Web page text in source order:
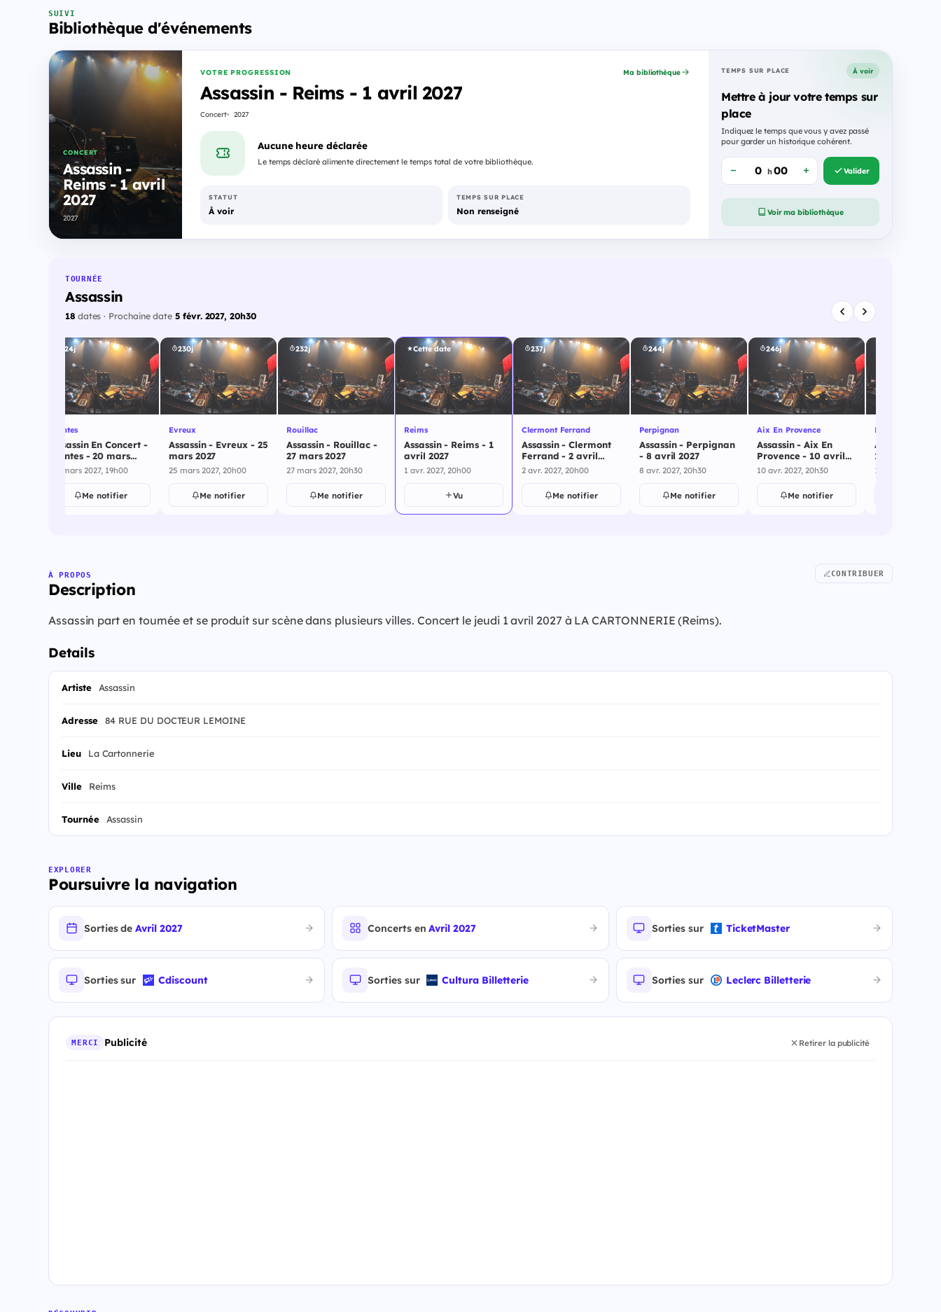
SUIVI
Bibliothèque d'événements
CONCERT
Assassin -
Reims - 1 avril
2027
2027
VOTRE PROGRESSION
Assassin - Reims - 1 avril 2027
Concert 2027
Ma bibliothèque
Aucune heure déclarée
Le temps déclaré alimente directement le temps total de votre bibliothèque.
STATUT
À voir
TEMPS SUR PLACE
Non renseigné
TEMPS SUR PLACE À voir
Mettre à jour votre temps sur
place
Indiquez le temps que vous y avez passé
pour garder un historique cohérent.
h Valider
Voir ma bibliothèque
TOURNÉE
Assassin
18dates · Prochaine date5 févr. 2027, 20h30
224j
Nantes
Assassin En Concert -
Nantes - 20 mars
2027
20 mars 2027, 19h00
Me notifier
230j
Evreux
Assassin - Evreux - 25
mars 2027
25 mars 2027, 20h00
Me notifier
232j
Rouillac
Assassin - Rouillac -
27 mars 2027
27 mars 2027, 20h30
Me notifier
Cette date
Reims
Assassin - Reims - 1
avril 2027
1 avr. 2027, 20h00
Vu
237j
Clermont Ferrand
Assassin - Clermont
Ferrand - 2 avril
2027
2 avr. 2027, 20h00
Me notifier
244j
Perpignan
Assassin - Perpignan
- 8 avril 2027
8 avr. 2027, 20h30
Me notifier
246j
Aix En Provence
Assassin - Aix En
Provence - 10 avril
2027
10 avr. 2027, 20h30
Me notifier
Biarritz
Assassin -
16 avril 2027
16 avr. 2027,
À PROPOS
Description
CONTRIBUER
Assassin part en tournée et se produit sur scène dans plusieurs villes. Concert le jeudi 1 avril 2027 à LA CARTONNERIE (Reims).
Details
Artiste Assassin
Adresse 84 RUE DU DOCTEUR LEMOINE
Lieu La Cartonnerie
Ville Reims
Tournée Assassin
EXPLORER
Poursuivre la navigation
Sorties deAvril 2027 Concerts enAvril 2027 Sorties sur TicketMaster
Sorties sur Cdiscount Sorties sur Cultura Billetterie Sorties sur Leclerc Billetterie
MERCI Publicité Retirer la publicité